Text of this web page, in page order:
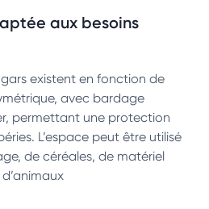
aux besoins
existent en fonction de
avec bardage
permettant une protection
L’espace peut être utilisé
de céréales, de matériel